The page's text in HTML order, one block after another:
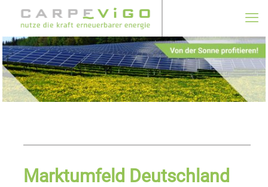
Marktumfeld Deutschland